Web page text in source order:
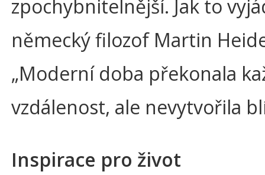
zpochybnitelnější. Jak to
německý filozof Martin
„Moderní doba překonala
vzdálenost, ale nevytvořila
Inspirace pro život